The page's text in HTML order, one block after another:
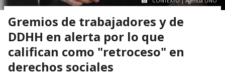
Gremios de trabajadores y de
DDHH en alerta por lo que
califican como "retroceso" en
derechos sociales